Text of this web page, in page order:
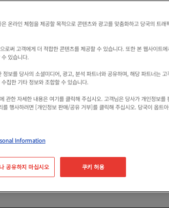
원”은, 야요이 시대의 대규모 취락 자취를
과 관련된 프로그램이 갖추어져 어린이부
고 있어, 가족으로 휴일을 보내거나, 배움의
온라인 체험을 제공할 목적으로 콘텐츠와 광고를 맞춤화하고 당국의 트래
로써 고객에게 더 적합한 콘텐츠를 제공할 수 있습니다. 또한 본 웹사이트
있습니다.
정보를 당사의 소셜미디어, 광고, 분석 파트너와 공유하며, 해당 파트너는
집한 기타 정보와 조합할 수 있습니다.
관한 자세한 내용은 여기를 클릭해 주십시오. 고객님은 당사가 개인정보를
행사하려면 [개인정보 판매/공유 거부]를 클릭해 주십시오. 당국이 옵트
Information
공유하지 마십시오 쿠키 허용